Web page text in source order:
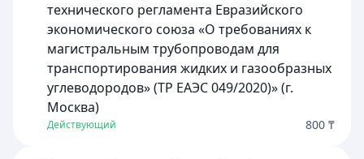
технического регламента Евразийского
экономического союза «О требованиях к
магистральным трубопроводам для
транспортирования жидких и газообразных
углеводородов» (ТР ЕАЭС 049/2020)» (г.
Москва)
Действующий 800 ₸